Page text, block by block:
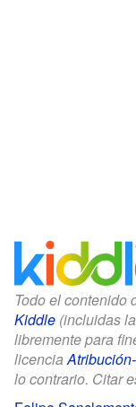
Todo el contenido
Kiddle (incluidas
libremente para
licencia
lo contrario. Citar